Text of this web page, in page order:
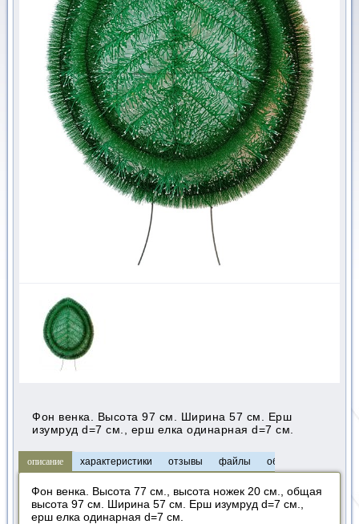
Фон венка. Высота 97 см. Ширина 57 см. Ерш
изумруд d=7 см., ерш елка одинарная d=7 см.
описание характеристики отзывы файлы обзоры
Фон венка. Высота 77 см., высота ножек 20 см., общая
высота 97 см. Ширина 57 см. Ерш изумруд d=7 см.,
ерш елка одинарная d=7 см.